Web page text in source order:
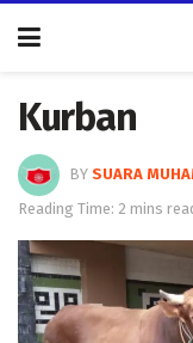
Kurban
BY SUARA
Reading Time: 2 mins